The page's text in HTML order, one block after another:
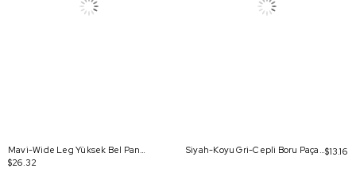
Mavi-Wide Leg Yüksek Bel Pantolon
$26.32
Siyah-Koyu Gri-Cepli Boru Paça Pantolon$13.16